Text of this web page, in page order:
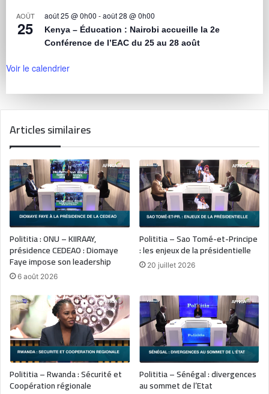
AOÛT
25
août 25 @ 0h00 -août 28 @ 0h00
Kenya – Éducation : Nairobi accueille la 2e
Conférence de l’EAC du 25 au 28 août
Voir le calendrier
Articles similaires
Polititia : ONU – KIIRAAY,
présidence CEDEAO : Diomaye
Faye impose son leadership
6 août 2026
Polititia – Sao Tomé-et-Principe
: les enjeux de la présidentielle
20 juillet 2026
Polititia – Rwanda : Sécurité et
Coopération régionale
Polititia – Sénégal : divergences
au sommet de l’Etat